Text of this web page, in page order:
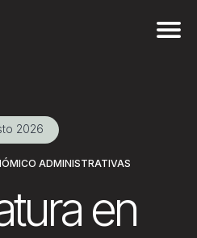
2026
ADMINISTRATIVAS
en